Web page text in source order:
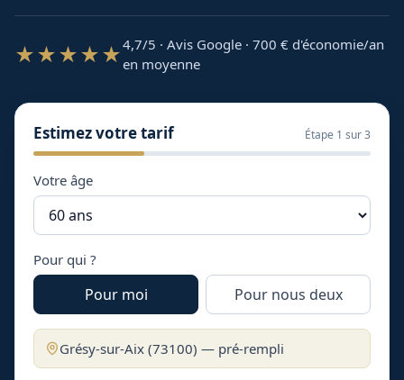
★★★★★4,7/5 · Avis Google · 700 € d'économie/an
en moyenne
Estimez votre tarif Étape 1 sur 3
Votre âge
Pour qui ?
Pour moi Pour nous deux
Grésy-sur-Aix (73100) — pré-rempli